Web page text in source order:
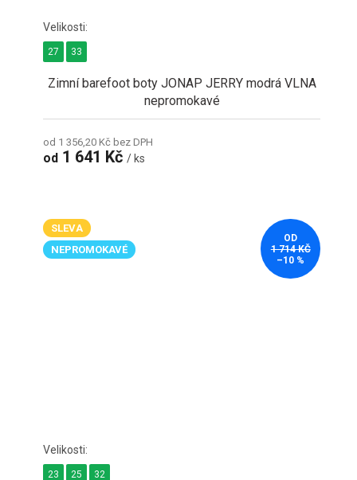
Zimní barefoot boty JONAP JERRY modrá VLNA
nepromokavé
od 1 356,20 Kč bez DPH
od 1 641 Kč/ ks
27 33
SLEVA
NEPROMOKAVÉ
OD
1 714 KČ
–10 %
23 25 32